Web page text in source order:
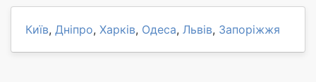
Київ, Дніпро, Харків, Одеса, Львів, Запоріжжя